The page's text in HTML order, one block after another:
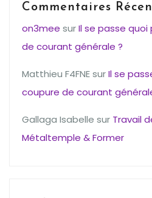
Commentaires
on3mee surIl se passe
de courant générale ?
Matthieu F4FNEsurIl se
coupure de courant
Gallaga Isabelle sur Travail
Métaltemple & Former